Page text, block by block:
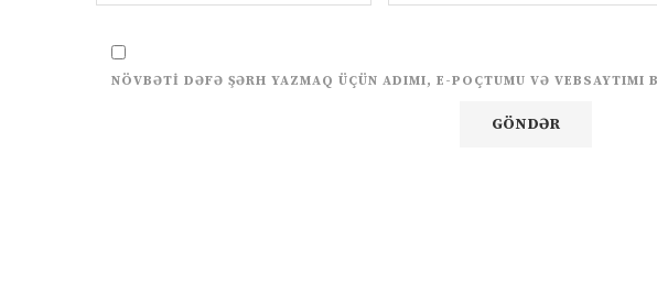
NÖVBƏTI DƏFƏ ŞƏRH YAZMAQ ÜÇÜN ADIMI, E-POÇTUMU VƏ VEBSAYTIMI